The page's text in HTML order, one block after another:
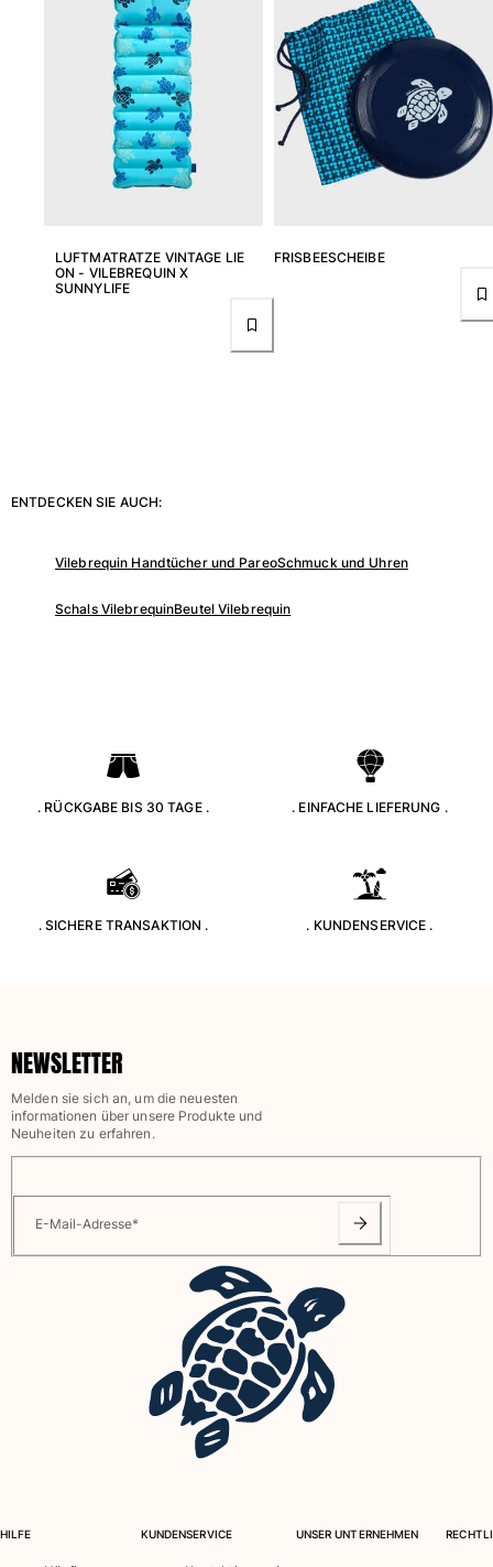
Strandtücher und Ponchos
Schuhe
Socken
Alle Accessoires Kinder anzeigen
Beutel
Alle Beutel anzeigen
Flip Flops
Loafer
Strandspiele
Alle Strandspiele anzeigen
Alle Schmuck und Uhren anzeigen
GESCHENK
Geschenkgutchein
Retourenportal
Rückgaberecht
Kontaktieren sie uns
Verfolgen Sie meine Bestellung
LUFTMATRATZE VINTAGE LIE
ON - VILEBREQUIN X
SUNNYLIFE
FRISBEESCHEIBE
ENTDECKEN SIE AUCH:
Vilebrequin Handtücher und PareoSchmuck und Uhren
Schals VilebrequinBeutel Vilebrequin
. RÜCKGABE BIS 30 TAGE . . EINFACHE LIEFERUNG .
. SICHERE TRANSAKTION . . KUNDENSERVICE .
NEWSLETTER
Melden sie sich an, um die neuesten
informationen über unsere Produkte und
Neuheiten zu erfahren.
E-Mail-Adresse*
HILFE KUNDENSERVICE UNSER UNTERNEHMEN